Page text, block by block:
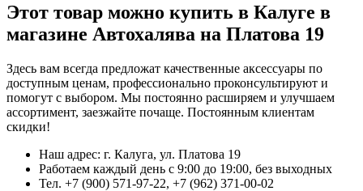
Этот товар можно купить в Калуге в
магазине Автохалява на Платова 19
Здесь вам всегда предложат качественные аксессуары по
доступным ценам, профессионально проконсультируют и
помогут с выбором. Мы постоянно расширяем и улучшаем
ассортимент, заезжайте почаще. Постоянным клиентам
скидки!
Наш адрес: г. Калуга, ул. Платова 19
Работаем каждый день с 9:00 до 19:00, без выходных
Тел. +7 (900) 571-97-22, +7 (962) 371-00-02